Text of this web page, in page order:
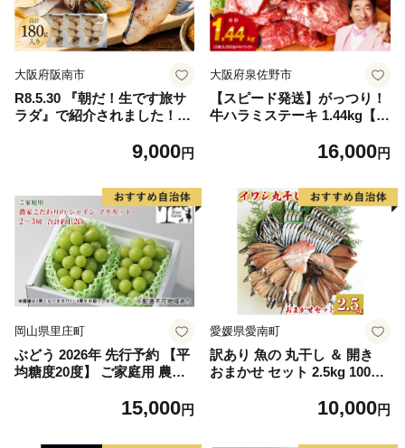
大阪府阪南市
R8.5.30 『朝だ！生です旅サ
ラダ』で紹介されました！朝
生ハム ×3パック（1パックあ
9,000円
大阪府泉佐野市
【スピード発送】がっつり！
牛ハラミステーキ 1.44kg【氷
g×4パック 牛肉 すてーき 焼
16,000円
岡山県里庄町
ぶどう 2026年 先行予約 【平
均糖度20度】 ご家庭用 農家
ット 2～3房 合計約1.2kg ブ
15,000円
愛媛県愛南町
訳あり 魚の 丸干し ＆ 開き
おまかせ セット 2.5kg 10000
の ひらき 詰め合わせ 冷凍 丸
10,000円